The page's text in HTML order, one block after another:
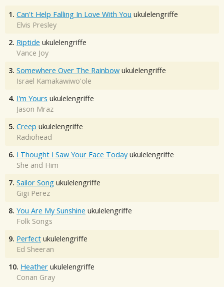
1. Can't Help Falling In Love With You ukulelengriffe
Elvis Presley
2. Riptide ukulelengriffe
Vance Joy
3. Somewhere Over The Rainbow ukulelengriffe
Israel Kamakawiwo'ole
4. I'm Yours ukulelengriffe
Jason Mraz
5. Creep ukulelengriffe
Radiohead
6. I Thought I Saw Your Face Today ukulelengriffe
She and Him
7. Sailor Song ukulelengriffe
Gigi Perez
8. You Are My Sunshine ukulelengriffe
Folk Songs
9. Perfect ukulelengriffe
Ed Sheeran
10. Heather ukulelengriffe
Conan Gray